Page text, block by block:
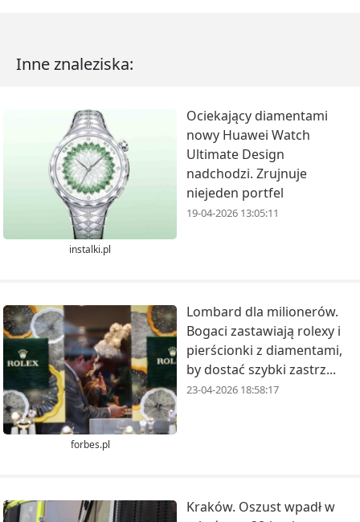
Inne znaleziska:
instalki.pl
Ociekający diamentami
nowy Huawei Watch
Ultimate Design
nadchodzi. Zrujnuje
niejeden portfel
19-04-2026 13:05:11
forbes.pl
Lombard dla milionerów.
Bogaci zastawiają rolexy i
pierścionki z diamentami,
by dostać szybki zastrz...
23-04-2026 18:58:17
Kraków. Oszust wpadł w